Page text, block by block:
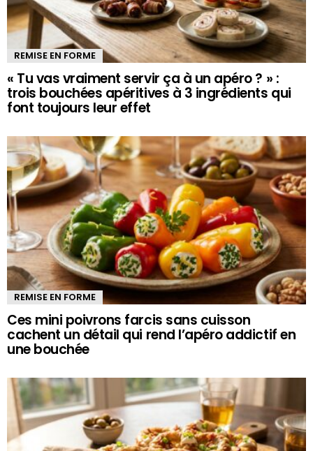
REMISE EN FORME
« Tu vas vraiment servir ça à un apéro ? » :
trois bouchées apéritives à 3 ingrédients qui
font toujours leur effet
REMISE EN FORME
Ces mini poivrons farcis sans cuisson
cachent un détail qui rend l’apéro addictif en
une bouchée